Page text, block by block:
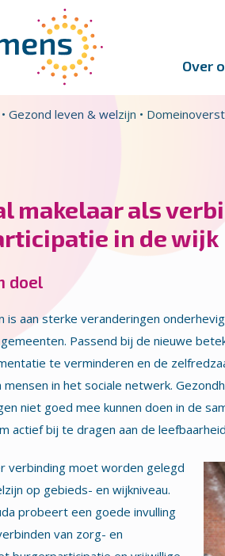
Over
• Gezond leven & welzijn •
makelaar als
in de wijk
doel
is aan sterke veranderingen
Passend bij de nieuwe
te verminderen en de
mensen in het sociale netwerk.
niet goed mee kunnen doen in de
actief bij te dragen aan de
verbinding moet worden gelegd
op gebieds- en wijkniveau.
probeert een goede invulling
van zorg- en